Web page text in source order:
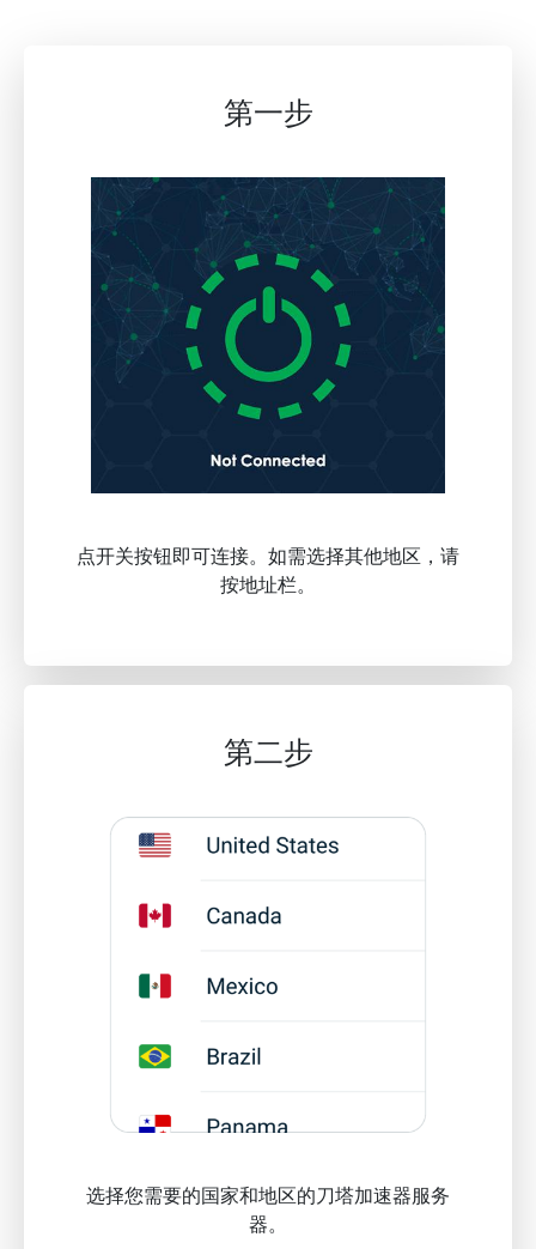
第一步
点开关按钮即可连接。如需选择其他地区，请
按地址栏。
第二步
选择您需要的国家和地区的刀塔加速器服务
器。